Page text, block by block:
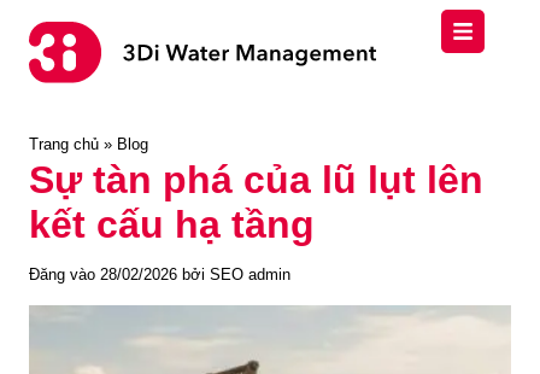
Trang chủ » Blog
Sự tàn phá của lũ lụt lên
kết cấu hạ tầng
Đăng vào 28/02/2026 bởi SEO admin